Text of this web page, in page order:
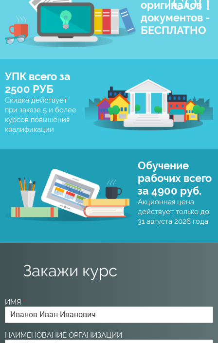
оригиналов
документов -
БЕСПЛАТНО
УПК всего за
2500 РУБ
Скидка действует
при заказе 5 и более
курсов повышения
квалификации
Обучение
рабочих всего
за 4900 руб.
Акционная цена
действует только до
31 августа 2026 года.
Закажи курс
ИМЯ *
НАИМЕНОВАНИЕ ОРГАНИЗАЦИИ